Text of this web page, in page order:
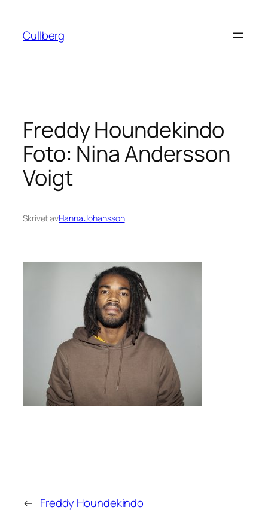
innehåll
Cullberg
Freddy Houndekindo
Foto: Nina Andersson
Voigt
Skrivet avHanna Johanssoni
← Freddy Houndekindo